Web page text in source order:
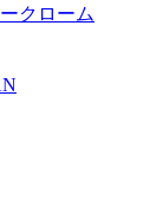
クローム